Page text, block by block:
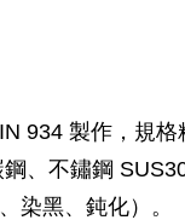
934 製作，規格
、不鏽鋼
染黑、鈍化）。